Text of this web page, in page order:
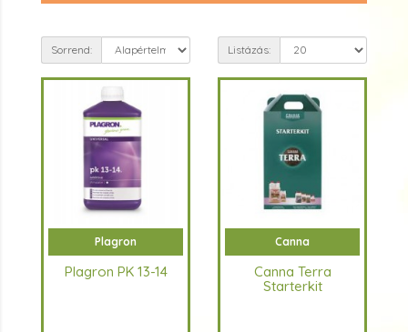
Sorrend: Listázás:
Plagron
Plagron PK 13-14
Canna
Canna Terra
Starterkit